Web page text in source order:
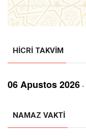
HICRI TAKVIM
06 Aрustos 2026 -
NAMAZ VAKTI